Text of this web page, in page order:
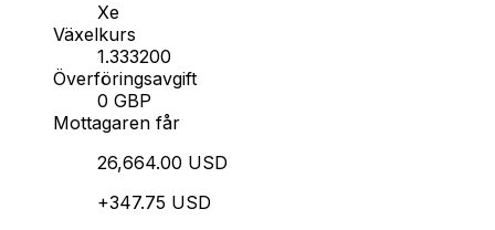
Xe
Växelkurs
1.333200
Överföringsavgift
0 GBP
Mottagaren får
26,664.00 USD
+347.75 USD